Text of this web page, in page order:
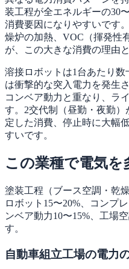
装工程が全エネルギーの30
消費要因になりやすいです
燥炉の加熱、VOC（揮発性
が、この大きな消費の理由
溶接ロボットは1台あたり
は衝撃的な突入電力を発生
コンベア動力と重なり、ラ
す。2交代制（昼勤・夜勤
定した消費、停止時に大幅
すいです。
この業種で電気を
塗装工程（ブース空調・乾
ロボット15〜20%、コンプ
ンベア動力10〜15%、工場
す。
自動車組立工場の電力